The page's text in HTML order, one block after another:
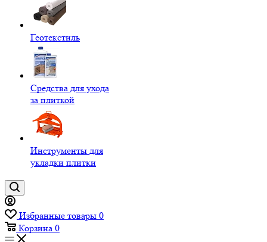
Геотекстиль
Средства для ухода
за плиткой
Инструменты для
укладки плитки
Избранные товары 0
Корзина 0